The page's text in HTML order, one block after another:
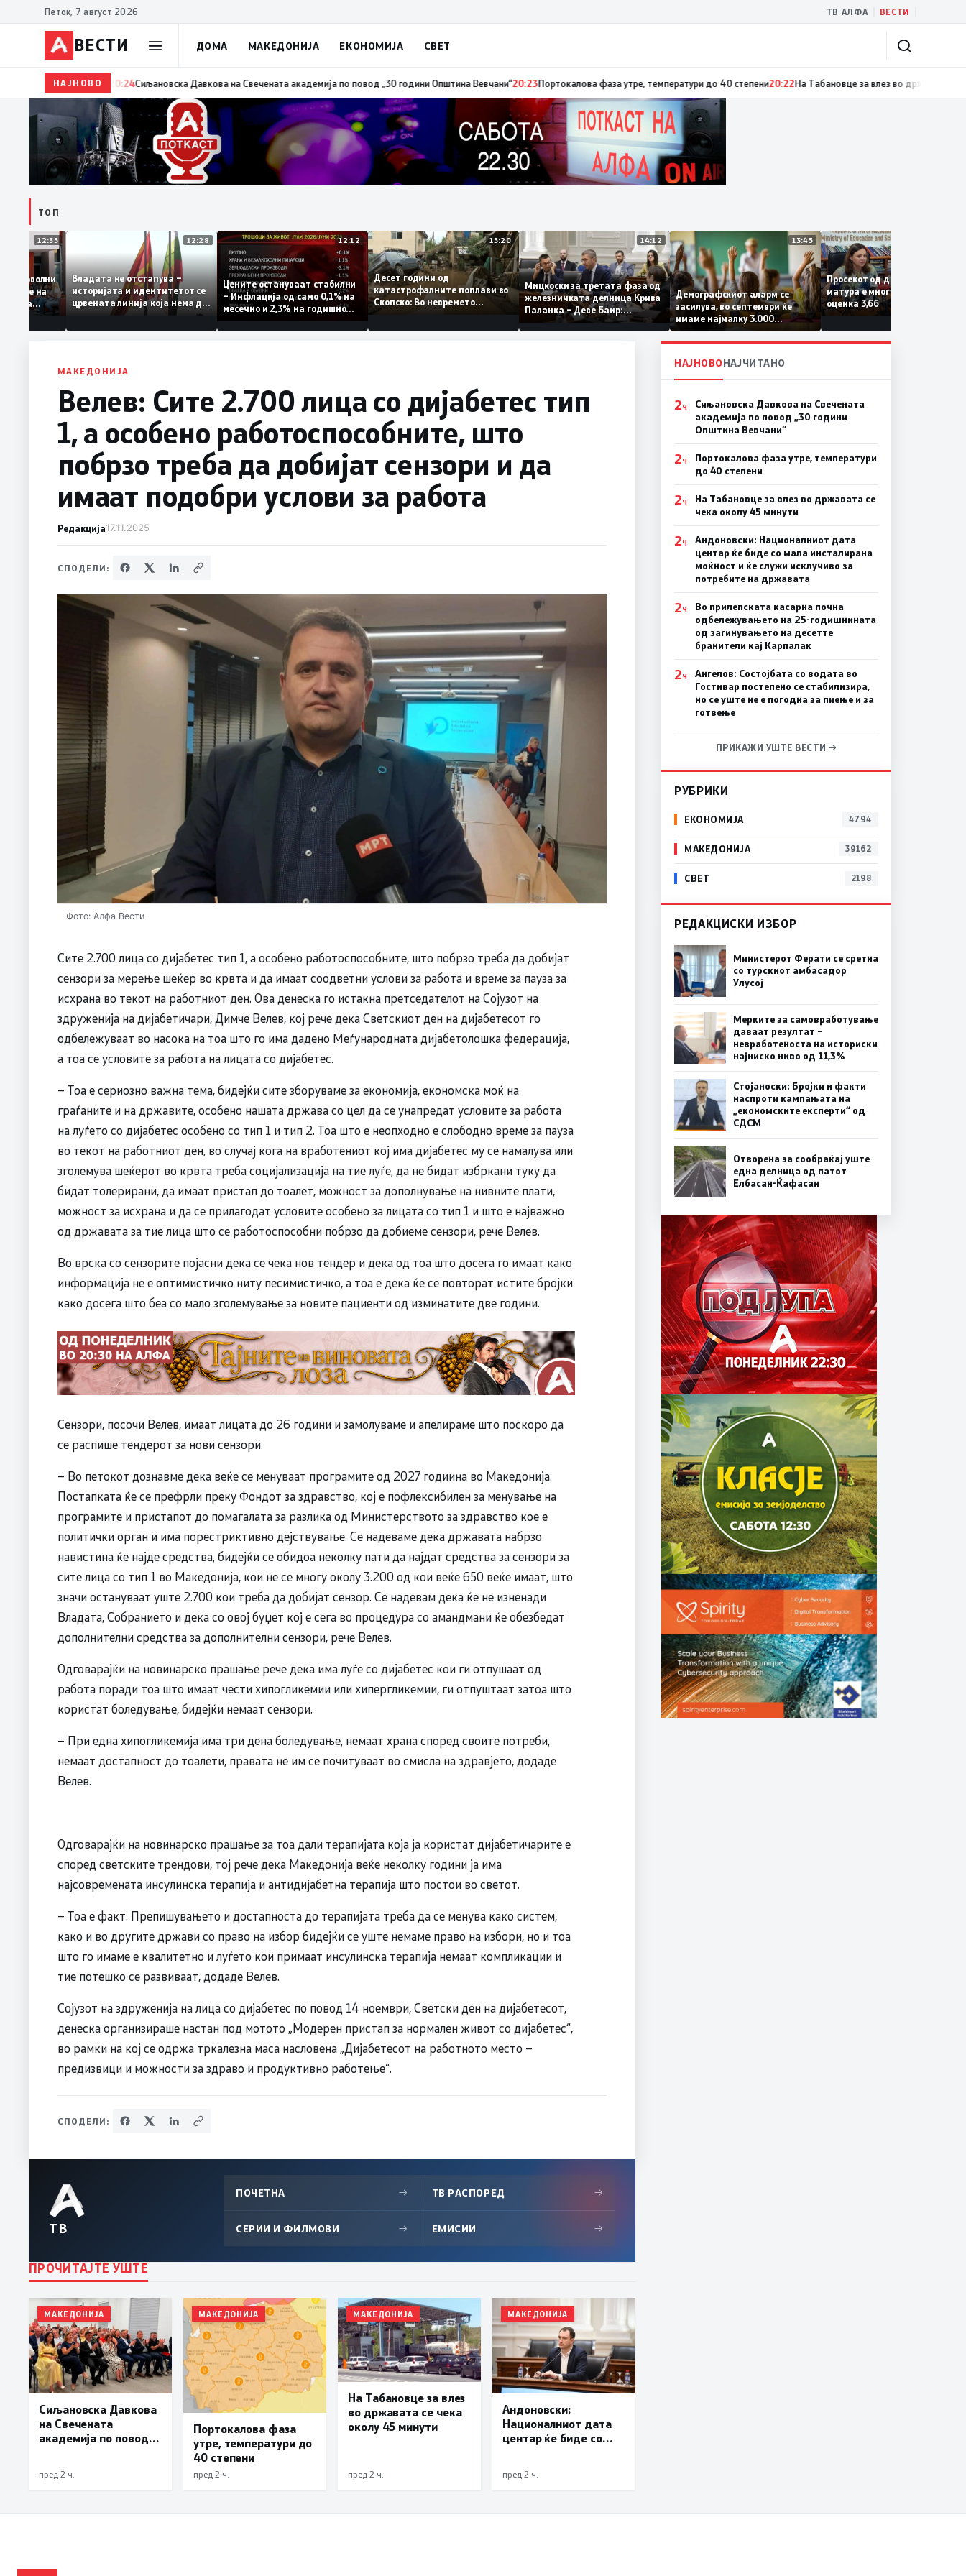
Петок, 7 август 2026 ТВ АЛФА ВЕСТИ
ВЕСТИ ДОМА МАКЕДОНИЈА ЕКОНОМИЈА СВЕТ
НАЈНОВО
20:24Сиљановска Давкова на Свечената академија по повод „30 години Општина Вевчани“20:23Портокалова фаза утре, температури до 40 степени20:22На Табановце за влез во државата се чека
ТОП
12:35
се задоволни
учениците на
12:28
Владата не отстапува –
историјата и идентитетот се
црвената линија која нема да
се погази
12:12
Цените остануваат стабилни
– Инфлација од само 0,1% на
месечно и 2,3% на годишно
ниво
15:20
Десет години од
катастрофалните поплави во
Скопско: Во невремето
14:12
Мицкоски за третата фаза од
железничката делница Крива
Паланка – Деве Баир:
Проектот нема да заврши на
половина тунел во слепа
13:45
Демографскиот аларм се
засилува, во септември ќе
имаме најмалку 3.000
првачиња помалку
Просекот од државната
матура е многу добар со
оценка 3,66
МАКЕДОНИЈА
Велев: Сите 2.700 лица со дијабетес тип
1, а особено работоспособните, што
побрзо треба да добијат сензори и да
имаат подобри услови за работа
Редакција17.11.2025
СПОДЕЛИ:
Фото: Алфа Вести
Сите 2.700 лица со дијабетес тип 1, а особено работоспособните, што побрзо треба да добијат
сензори за мерење шеќер во крвта и да имаат соодветни услови за работа и време за пауза за
исхрана во текот на работниот ден. Ова денеска го истакна претседателот на Сојузот на
здруженија на дијабетичари, Димче Велев, кој рече дека Светскиот ден на дијабетесот го
одбележуваат во насока на тоа што го има дадено Меѓународната дијабетолошка федерација,
а тоа се условите за работа на лицата со дијабетес.
– Тоа е сериозно важна тема, бидејќи сите зборуваме за економија, економска моќ на
граѓаните и на државите, особено нашата држава со цел да се унапредат условите за работа
на луѓето со дијабетес особено со тип 1 и тип 2. Тоа што е неопходно е слободно време за пауза
во текот на работниот ден, во случај кога на вработениот кој има дијабетес му се намалува или
зголемува шеќерот во крвта треба социјализација на тие луѓе, да не бидат избркани туку да
бидат толерирани, да имаат пристап до тоалет, можност за дополнување на нивните плати,
можност за исхрана и да се прилагодат условите особено за лицата со тип 1 и што е најважно
од државата за тие лица што се работоспособни побрзо да добиеме сензори, рече Велев.
Во врска со сензорите појасни дека се чека нов тендер и дека од тоа што досега го имаат како
информација не е оптимистичко ниту песимистичко, а тоа е дека ќе се повторат истите бројки
како досега што беа со мало зголемување за новите пациенти од изминатите две години.
Сензори, посочи Велев, имаат лицата до 26 години и замолуваме и апелираме што поскоро да
се распише тендерот за нови сензори.
– Во петокот дознавме дека веќе се менуваат програмите од 2027 годиина во Македонија.
Постапката ќе се префрли преку Фондот за здравство, кој е пофлексибилен за менување на
програмите и пристапот до помагалата за разлика од Министерството за здравство кое е
политички орган и има порестриктивно дејствување. Се надеваме дека државата набрзо
навистина ќе најде средства, бидејќи се обидоа неколку пати да најдат средства за сензори за
сите лица со тип 1 во Македонија, кои не се многу околу 3.200 од кои веќе 650 веќе имаат, што
значи остануваат уште 2.700 кои треба да добијат сензор. Се надевам дека ќе не изненади
Владата, Собранието и дека со овој буџет кој е сега во процедура со амандмани ќе обезбедат
дополнителни средства за дополнителни сензори, рече Велев.
Одговарајќи на новинарско прашање рече дека има луѓе со дијабетес кои ги отпушаат од
работа поради тоа што имаат чести хипогликемии или хипергликемии, ги отпуштаат затоа што
користат боледување, бидејќи немаат сензори.
– При една хипогликемија има три дена боледување, немаат храна според своите потреби,
немаат достапност до тоалети, правата не им се почитуваат во смисла на здравјето, додаде
Велев.
Одговарајќи на новинарско прашање за тоа дали терапијата која ја користат дијабетичарите е
според светските трендови, тој рече дека Македонија веќе неколку години ја има
најсовремената инсулинска терапија и антидијабетна терапија што постои во светот.
– Тоа е факт. Препишувањето и достапноста до терапијата треба да се менува како систем,
како и во другите држави со право на избор бидејќи се уште немаме право на избори, но и тоа
што го имаме е квалитетно и луѓето кои примаат инсулинска терапија немаат компликации и
тие потешко се развиваат, додаде Велев.
Сојузот на здруженија на лица со дијабетес по повод 14 ноември, Светски ден на дијабетесот,
денеска организираше настан под мотото „Модерен пристап за нормален живот со дијабетес“,
во рамки на кој се одржа тркалезна маса насловена „Дијабетесот на работното место –
предизвици и можности за здраво и продуктивно работење“.
СПОДЕЛИ:
ТВ
ПОЧЕТНА → ТВ РАСПОРЕД →
СЕРИИ И ФИЛМОВИ → ЕМИСИИ →
ПРОЧИТАЈТЕ УШТЕ
МАКЕДОНИЈА
Сиљановска Давкова
на Свечената
академија по повод
пред 2 ч.
МАКЕДОНИЈА
Портокалова фаза
утре, температури до
40 степени
пред 2 ч.
МАКЕДОНИЈА
На Табановце за влез
во државата се чека
околу 45 минути
пред 2 ч.
МАКЕДОНИЈА
Андоновски:
Националниот дата
центар ќе биде со
исклучиво за
пред 2 ч.
НАЈНОВОНАЈЧИТАНО
2Ч
Сиљановска Давкова на Свечената
академија по повод „30 години
Општина Вевчани“
2Ч
Портокалова фаза утре, температури
до 40 степени
2Ч
На Табановце за влез во државата се
чека околу 45 минути
2Ч
Андоновски: Националниот дата
центар ќе биде со мала инсталирана
моќност и ќе служи исклучиво за
потребите на државата
2Ч
Во прилепската касарна почна
одбележувањето на 25-годишнината
од загинувањето на десетте
бранители кај Карпалак
2Ч
Ангелов: Состојбата со водата во
Гостивар постепено се стабилизира,
но се уште не е погодна за пиење и за
готвење
ПРИКАЖИ УШТЕ ВЕСТИ →
РУБРИКИ
ЕКОНОМИЈА 4794
МАКЕДОНИЈА 39162
СВЕТ 2198
РЕДАКЦИСКИ ИЗБОР
Министерот Ферати се сретна
со турскиот амбасадор
Улусој
Мерките за самовработување
даваат резултат –
невработеноста на историски
најниско ниво од 11,3%
Стојаноски: Бројки и факти
наспроти кампањата на
„економските експерти“ од
СДСM
Отворена за сообраќај уште
една делница од патот
Елбасан-Ќафасан